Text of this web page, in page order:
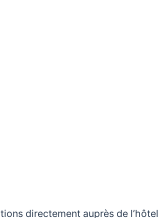
directement auprès de